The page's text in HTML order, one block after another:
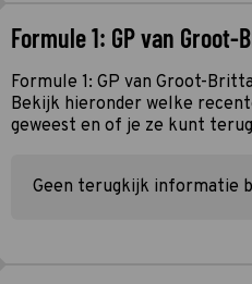
Formule 1: GP van
Formule 1: GP van Groot-
Bekijk hieronder welke
geweest en of je ze kunt
Geen terugkijk informatie